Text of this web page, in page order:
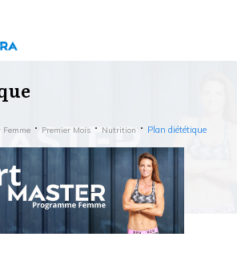
Premier Mois Nutrition Plan diététique